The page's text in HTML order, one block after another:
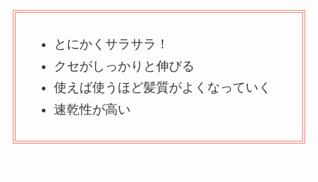
とにかくサラサラ！
クセがしっかりと伸びる
使えば使うほど髪質がよくなっていく
速乾性が高い